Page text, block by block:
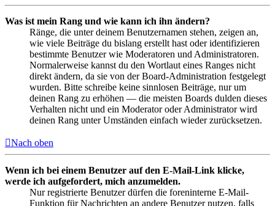
Was ist mein Rang und wie kann ich ihn ändern?
Ränge, die unter deinem Benutzernamen stehen, zeigen an,
wie viele Beiträge du bislang erstellt hast oder identifizieren
bestimmte Benutzer wie Moderatoren und Administratoren.
Normalerweise kannst du den Wortlaut eines Ranges nicht
direkt ändern, da sie von der Board-Administration festgelegt
wurden. Bitte schreibe keine sinnlosen Beiträge, nur um
deinen Rang zu erhöhen — die meisten Boards dulden dieses
Verhalten nicht und ein Moderator oder Administrator wird
deinen Rang unter Umständen einfach wieder zurücksetzen.
Nach oben
Wenn ich bei einem Benutzer auf den E-Mail-Link klicke,
werde ich aufgefordert, mich anzumelden.
Nur registrierte Benutzer dürfen die foreninterne E-Mail-
Funktion für Nachrichten an andere Benutzer nutzen, falls